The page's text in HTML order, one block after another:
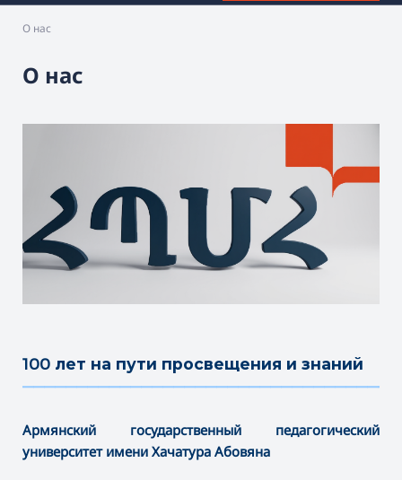
О нас
О нас
100 лет на пути просвещения и знаний
Армянский государственный педагогический
университет имени Хачатура Абовяна